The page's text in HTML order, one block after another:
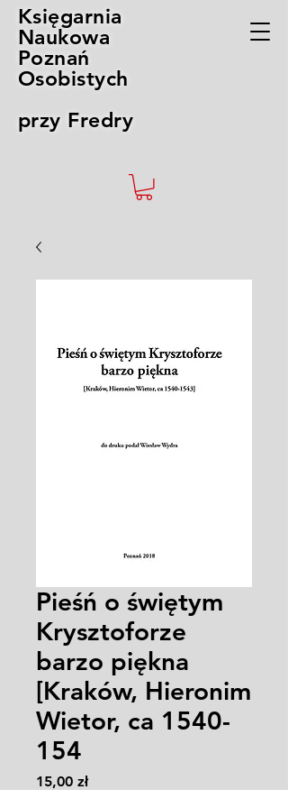
Księgarnia
Naukowa
Poznań
Osobistych
przy Fredry
Pieśń o świętym
Krysztoforze
barzo piękna
[Kraków, Hieronim
Wietor, ca 1540-
154
15,00 złCena